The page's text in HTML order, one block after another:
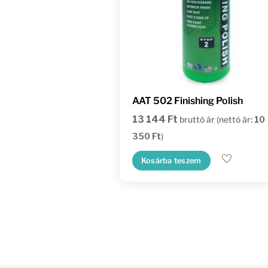
AAT 502 Finishing Polish
13 144 Ft bruttó ár (nettó ár: 10
350 Ft)
Kosárba teszem